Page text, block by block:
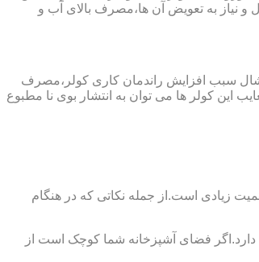
به تعویض آن ها،مصرف بالای آب و
سبب افزایش راندمان کاری کولر،مصرف
این کولر ها می توان به انتشار بوی نا مطبوع
زیادی است.از جمله نکاتی که در هنگام
دارد.اگر فضای آشپزخانه شما کوچک است از